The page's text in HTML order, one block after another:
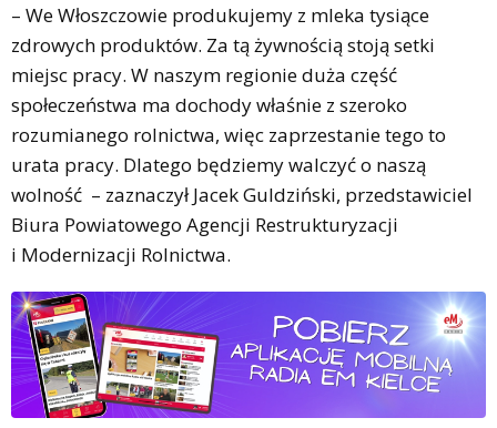
– We Włoszczowie produkujemy z mleka tysiące
zdrowych produktów. Za tą żywnością stoją setki
miejsc pracy. W naszym regionie duża część
społeczeństwa ma dochody właśnie z szeroko
rozumianego rolnictwa, więc zaprzestanie tego to
urata pracy. Dlatego będziemy walczyć o naszą
wolność – zaznaczył Jacek Guldziński, przedstawiciel
Biura Powiatowego Agencji Restrukturyzacji
i Modernizacji Rolnictwa.